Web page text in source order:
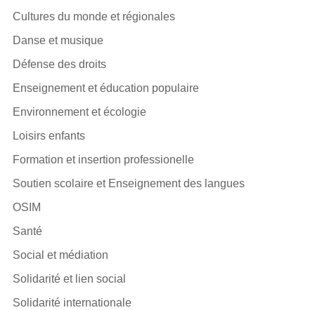
Cultures du monde et régionales
Danse et musique
Défense des droits
Enseignement et éducation populaire
Environnement et écologie
Loisirs enfants
Formation et insertion professionelle
Soutien scolaire et Enseignement des langues
OSIM
Santé
Social et médiation
Solidarité et lien social
Solidarité internationale